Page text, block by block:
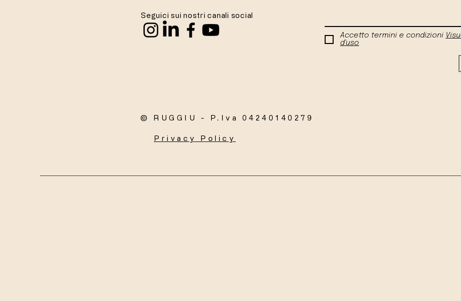
Seguici sui nostri canali social
Accetto termini e condizioni
d'uso
© RUGGIU - P.Iva 04240140279
Privacy Policy